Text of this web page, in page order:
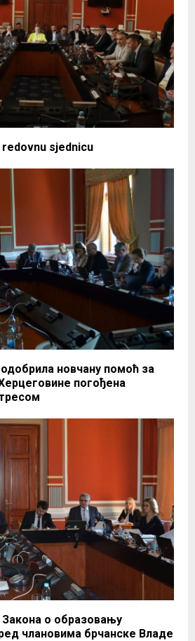
redovnu sjednicu
новчану помоћ за
погођена
о образовању
члановима брчанске Владе